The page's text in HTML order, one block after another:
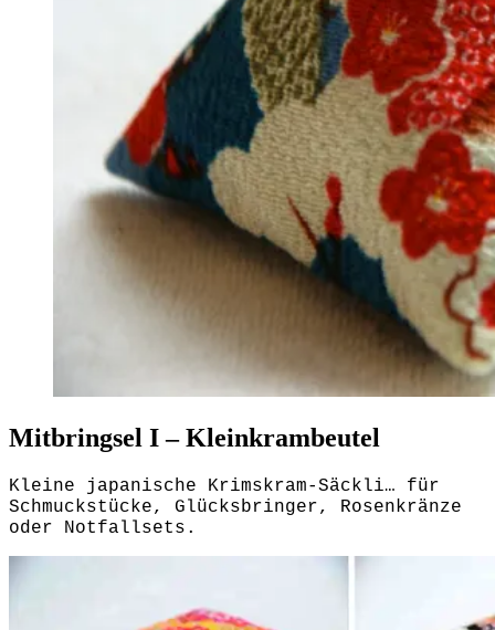
Mitbringsel I – Kleinkrambeutel
Kleine japanische Krimskram-Säckli… für
Schmuckstücke, Glücksbringer, Rosenkränze
oder Notfallsets.